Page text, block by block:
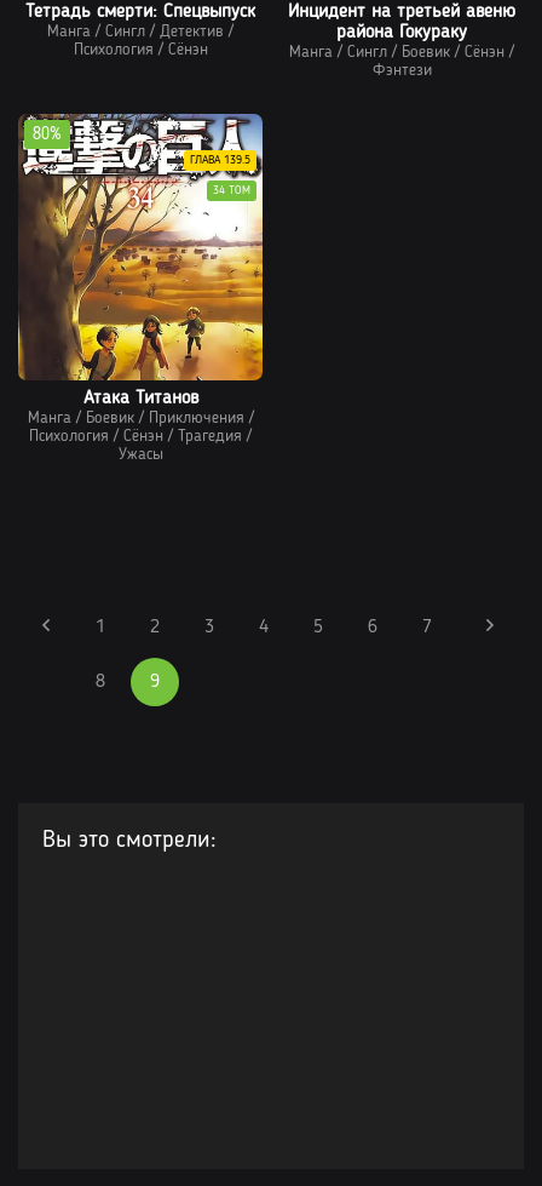
Тетрадь смерти: Спецвыпуск
Манга / Сингл / Детектив /
Психология / Сёнэн
Инцидент на третьей авеню
района Гокураку
Манга / Сингл / Боевик / Сёнэн /
Фэнтези
Атака Титанов
Манга/ Боевик/ Приключения /
Психология / Сёнэн / Трагедия /
Ужасы
80%
ГЛАВА 139.5
34 ТОМ
1 2 3 4 5 6 7
8 9
Вы это смотрели: